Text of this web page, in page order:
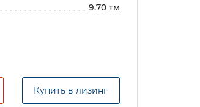
9.70 тм
Купить в лизинг